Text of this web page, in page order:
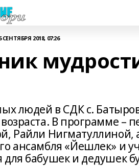
СЕНТЯБРЯ 2018, 07:26
людей в СДК с.
В программе –
Райли Нигматуллиной,
ансамбля «Йешлек» и
бабушек и дедушек